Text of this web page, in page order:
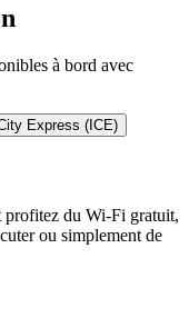
à bord avec
Express (ICE)
profitez du Wi-Fi gratuit,
ou simplement de